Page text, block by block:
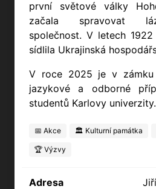
první světové války
začala spravovat
společnost. V letech
sídlila Ukrajinská
V roce 2025 je v zámku
jazykové a odborné
studentů Karlovy univerzity.
📅 Akce 🏛️ Kulturní památka
🏆 Výzvy
Adresa